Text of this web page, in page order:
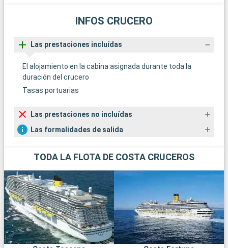
INFOS CRUCERO
Las prestaciones incluídas
El alojamiento en la cabina asignada durante toda la
duración del crucero
Tasas portuarias
Las prestaciones no incluídas
Las formalidades de salida
TODA LA FLOTA DE COSTA CRUCEROS